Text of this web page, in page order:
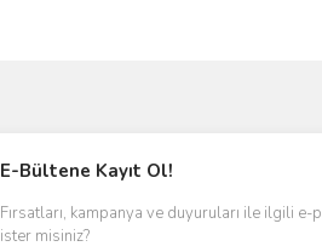
E-Bültene Kayıt Ol!
Fırsatları, kampanya ve duyuruları ile ilgili e-
ister misiniz?